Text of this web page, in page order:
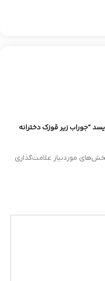
“جوراب زیر قوزک دخترانه
موردنیاز علامت‌گذاری